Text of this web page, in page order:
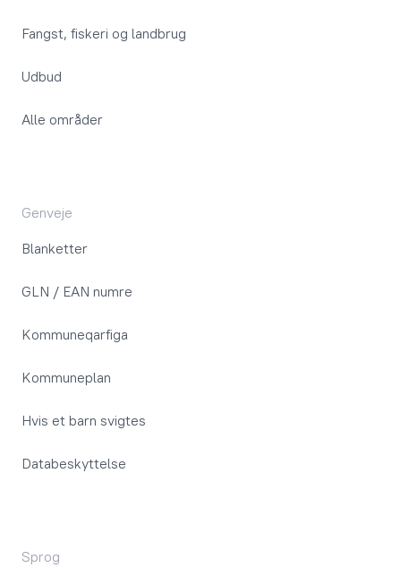
Fangst, fiskeri og landbrug
Udbud
Alle områder
Genveje
Blanketter
GLN / EAN numre
Kommuneqarfiga
Kommuneplan
Hvis et barn svigtes
Databeskyttelse
Sprog